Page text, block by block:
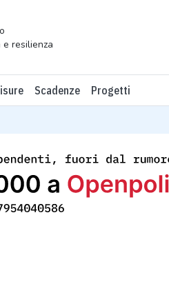
resilienza
Scadenze Progetti